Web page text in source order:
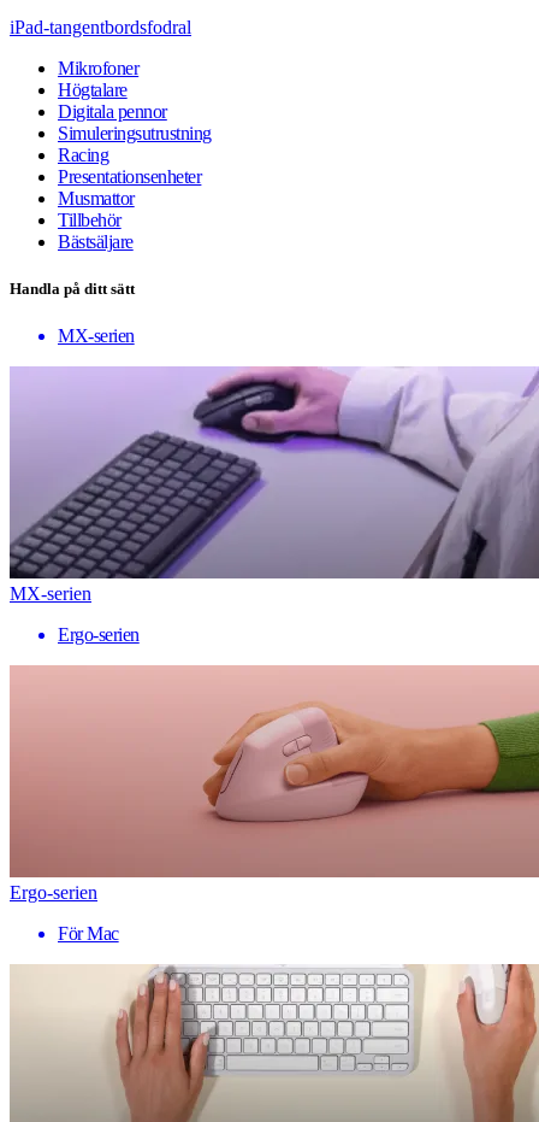
iPad-tangentbordsfodral
Mikrofoner
Högtalare
Digitala pennor
Simuleringsutrustning
Racing
Presentationsenheter
Musmattor
Tillbehör
Bästsäljare
Handla på ditt sätt
MX-serien
MX-serien
Ergo-serien
Ergo-serien
För Mac